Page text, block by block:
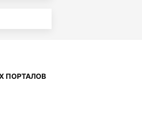
ПОРТАЛОВ